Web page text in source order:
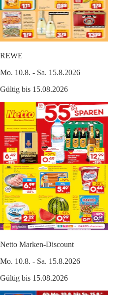
REWE
Mo. 10.8. - Sa. 15.8.2026
Gültig bis 15.08.2026
Netto Marken-Discount
Mo. 10.8. - Sa. 15.8.2026
Gültig bis 15.08.2026